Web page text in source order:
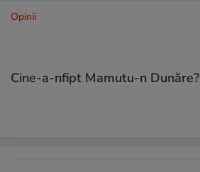
Opinii
Cine-a-nfipt Mamutu-n Dunăre?